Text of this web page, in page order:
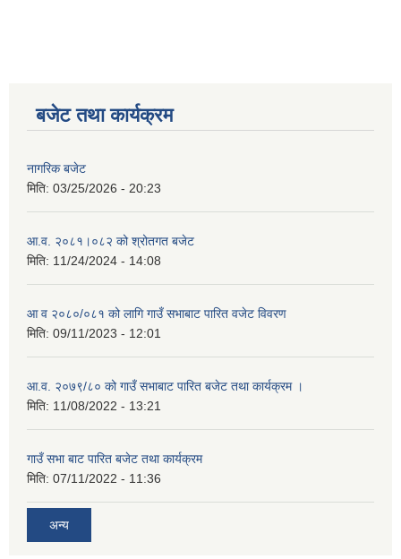
बजेट तथा कार्यक्रम
नागरिक बजेट
मिति: 03/25/2026 - 20:23
आ.व. २०८१।०८२ को श्रोतगत बजेट
मिति: 11/24/2024 - 14:08
आ व २०८०/०८१ को लागि गाउँ सभाबाट पारित वजेट विवरण
मिति: 09/11/2023 - 12:01
आ.व. २०७९/८० को गाउँ सभाबाट पारित बजेट तथा कार्यक्रम ।
मिति: 11/08/2022 - 13:21
गाउँ सभा बाट पारित बजेट तथा कार्यक्रम
मिति: 07/11/2022 - 11:36
अन्य